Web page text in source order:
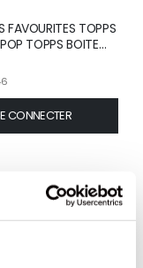
FAVOURITES TOPPS
TOPPS BOITE
CONNECTER